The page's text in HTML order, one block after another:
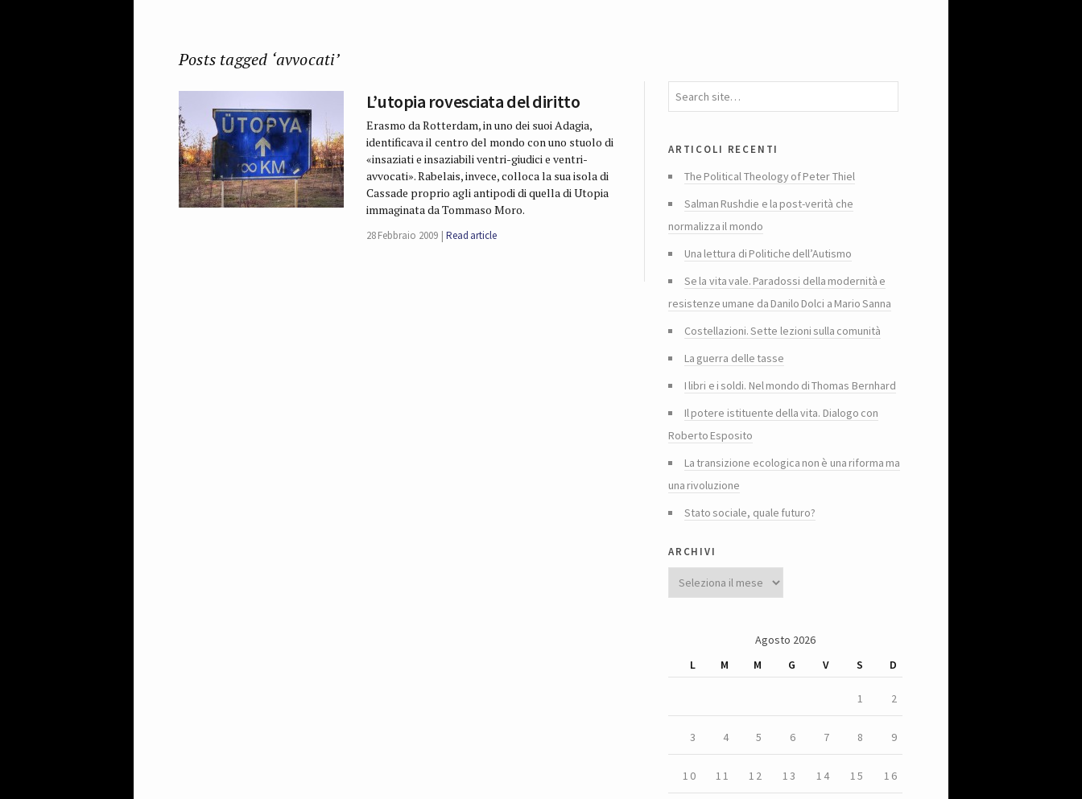
Posts tagged ‘avvocati’
L’utopia rovesciata del diritto
Erasmo da Rotterdam, in uno dei suoi Adagia,
identificava il centro del mondo con uno stuolo di
«insaziati e insaziabili ventri-giudici e ventri-
avvocati». Rabelais, invece, colloca la sua isola di
Cassade proprio agli antipodi di quella di Utopia
immaginata da Tommaso Moro.
28 Febbraio 2009 Read article
articoli recenti
The Political Theology of Peter Thiel
Salman Rushdie e la post-verità che
normalizza il mondo
Una lettura di Politiche dell’Autismo
Se la vita vale. Paradossi della modernità e
resistenze umane da Danilo Dolci a Mario Sanna
Costellazioni. Sette lezioni sulla comunità
La guerra delle tasse
I libri e i soldi. Nel mondo di Thomas Bernhard
Il potere istituente della vita. Dialogo con
Roberto Esposito
La transizione ecologica non è una riforma ma
una rivoluzione
Stato sociale, quale futuro?
archivi
Agosto 2026
L
M M G V S D
1 2
3 4 5 6 7 8 9
10 11 12 13 14 15 16